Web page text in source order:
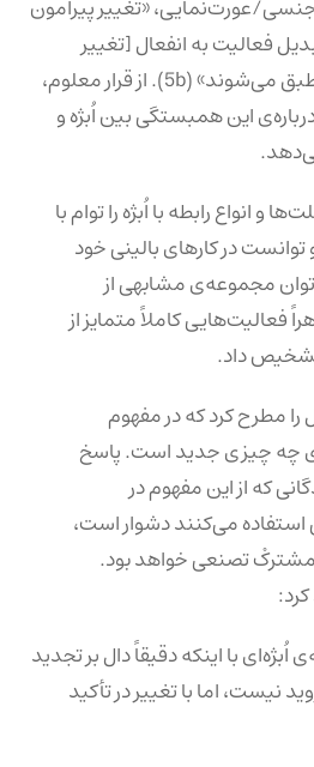
عورت‌نمایی، «تغییر پیرامون
فعالیت به انفعال [تغییر
] با هم همگرا یا منطبق می‌شوند» (5b). از قرار معلوم،
این همبستگی بین اُبژه و
و انواع رابطه با اُبژه را توام با
در نظر داشت (۷) و توانست در کارهای بالینی خود
مجموعه‌ی مشابهی از
فعالیت‌هایی کاملاً متمایز از
داد.
را مطرح کرد که در مفهوم
چه چیزی جدید است. پاسخ
که از این مفهوم در
استفاده می‌کنند دشوار است،
مشترکْ تصنعی خواهد بود.
با اینکه دقیقاً دال بر تجدید
نیست، اما با تغییر در تأکید